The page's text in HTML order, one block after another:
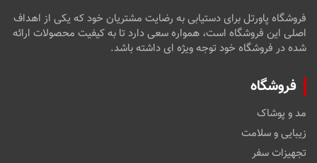
فروشگاه پاورتل برای دستیابی به رضایت مشتریان خود که یکی از اهداف
اصلی این فروشگاه است، همواره سعی دارد تا به کیفیت محصولات ارائه
شده در فروشگاه خود توجه ویژه ای داشته باشد.
فروشگاه
مد و پوشاک
زیبایی و سلامت
تجهیزات سفر